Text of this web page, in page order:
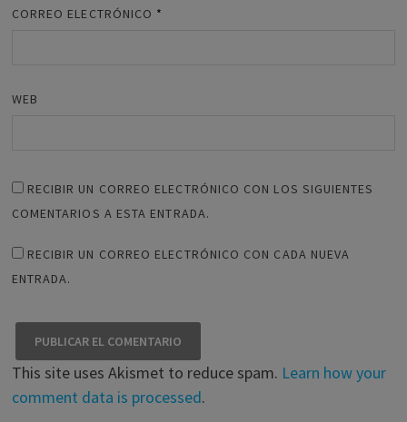
CORREO ELECTRÓNICO *
WEB
RECIBIR UN CORREO ELECTRÓNICO CON LOS SIGUIENTES
COMENTARIOS A ESTA ENTRADA.
RECIBIR UN CORREO ELECTRÓNICO CON CADA NUEVA
ENTRADA.
This site uses Akismet to reduce spam. Learn how your
comment data is processed.